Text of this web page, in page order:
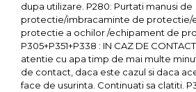
dupa utilizare. P280: Purtati manusi de
protectie/imbracaminte de protectie/
protectie a ochilor /echipament de
P305+P351+P338 : IN CAZ DE
atentie cu apa timp de mai multe
de contact, daca este cazul si daca
face de usurinta. Continuati sa clatiti.